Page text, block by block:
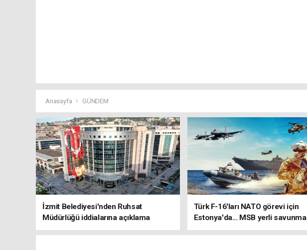
Anasayfa GÜNDEM
İzmit Belediyesi'nden Ruhsat
Müdürlüğü iddialarına açıklama
Türk F-16'ları NATO görevi için
Estonya'da... MSB yerli savunma
sistemleriyle güçleniyor